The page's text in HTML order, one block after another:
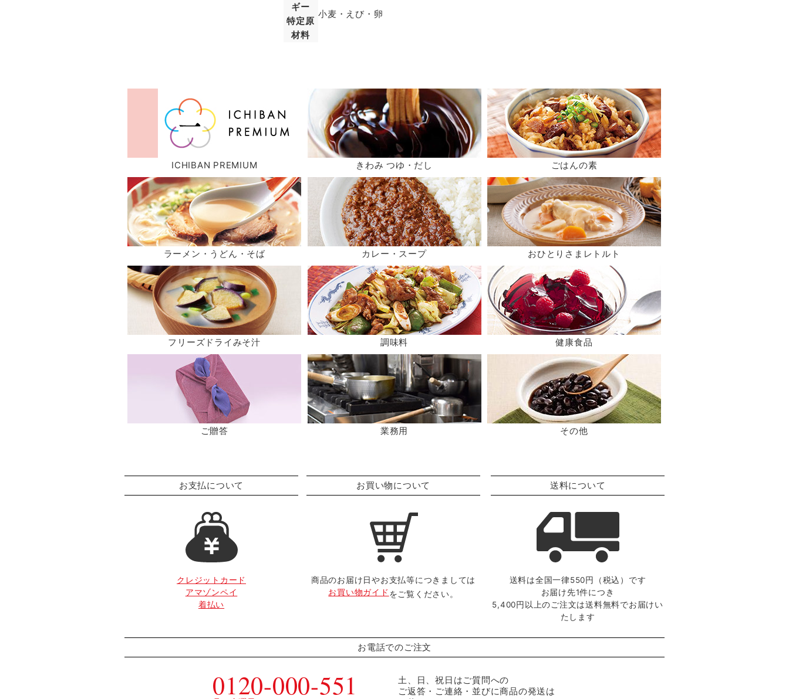
ギー
特定原
材料
小麦・えび・卵
ICHIBAN PREMIUM きわみ つゆ・だし ごはんの素
ラーメン・うどん・そば カレー・スープ おひとりさまレトルト
フリーズドライみそ汁 調味料 健康食品
ご贈答 業務用 その他
お支払について
クレジットカード
アマゾンペイ
着払い
お買い物について
商品のお届け日やお支払等につきましては
お買い物ガイドをご覧ください。
送料について
送料は全国一律550円（税込）です
お届け先1件につき
5,400円以上のご注文は送料無料でお届けい
たします
お電話でのご注文
0120-000-551
土、日、祝日はご質問への
ご返答・ご連絡・並びに商品の発送は